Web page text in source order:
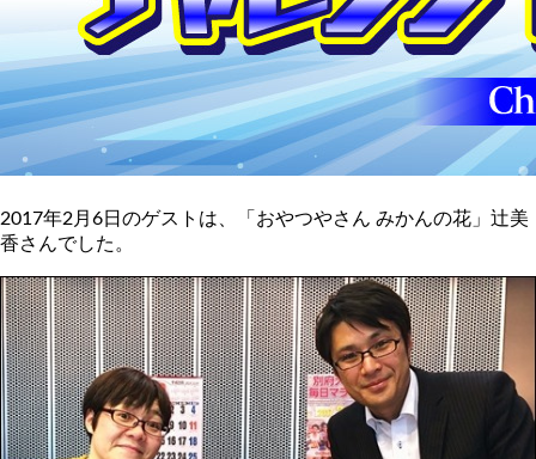
2017年2月6日のゲストは、「おやつやさん みかんの花」辻美
香さんでした。